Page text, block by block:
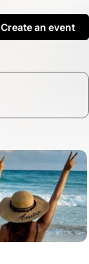
Create an event